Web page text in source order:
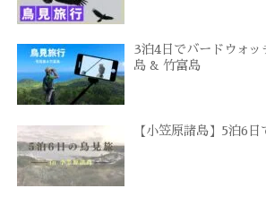
3泊4日でバードウォ
島 & 竹富島
【小笠原諸島】5泊6日